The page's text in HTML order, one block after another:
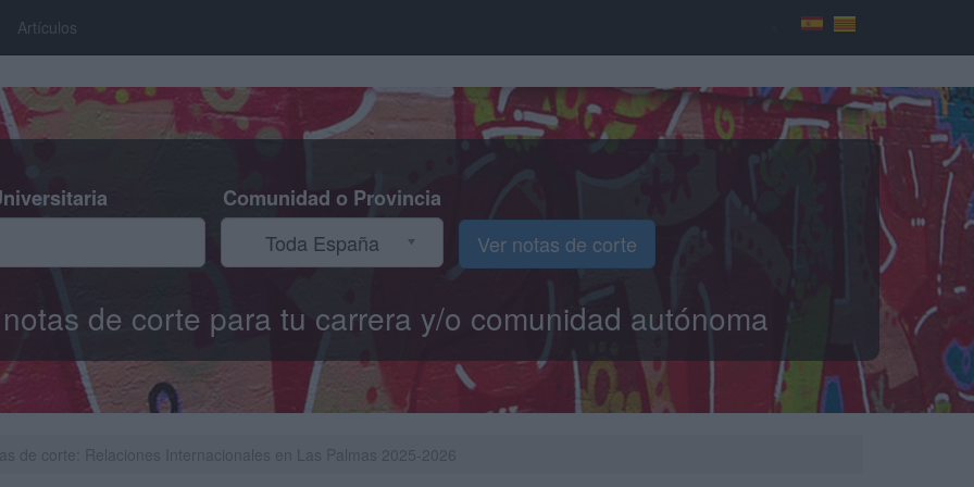
Artículos
Comunidad o Provincia
Toda España
Ver notas de corte
de corte para tu carrera y/o comunidad autónoma